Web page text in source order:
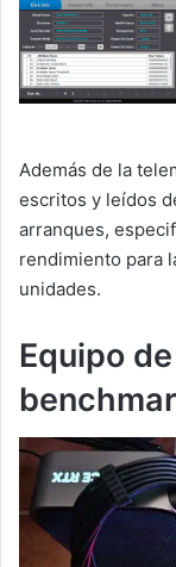
Además de la
escritos y leídos
arranques,
rendimiento para
unidades.
Equipo